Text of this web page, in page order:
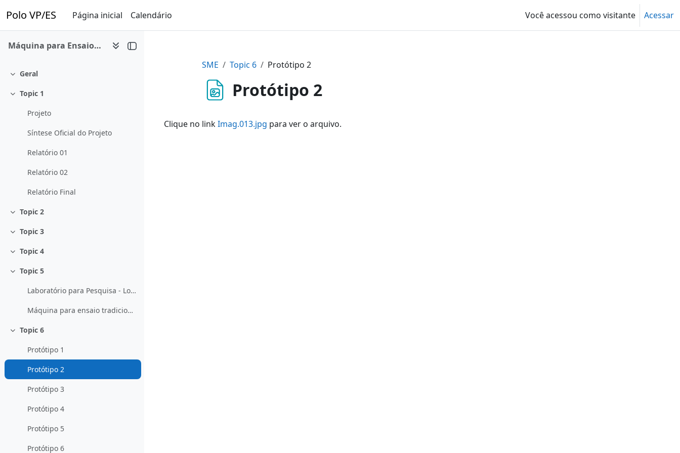
Polo VP/ES Página inicial Calendário Você acessou como visitante Acessar
Máquina para Ensaios de Calçados
Contrair
Geral
Contrair
Topic 1
Projeto
Síntese Oficial do Projeto
Relatório 01
Relatório 02
Relatório Final
Contrair
Topic 2
Contrair
Topic 3
Contrair
Topic 4
Contrair
Topic 5
Laboratório para Pesquisa - Local de Ensaios
Máquina para ensaio tradicional - detalhe
Contrair
Topic 6
Protótipo 1
Protótipo 2
Protótipo 3
Protótipo 4
Protótipo 5
Protótipo 6
SME Topic 6 Protótipo 2
Protótipo 2
Clique no linkImag.013.jpg para ver o arquivo.